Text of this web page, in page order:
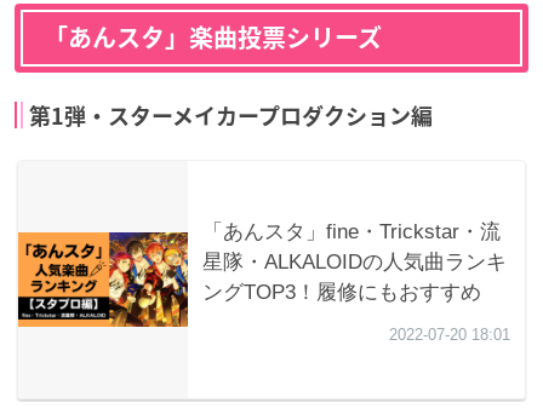
「あんスタ」楽曲投票シリーズ
第1弾・スターメイカープロダクション編